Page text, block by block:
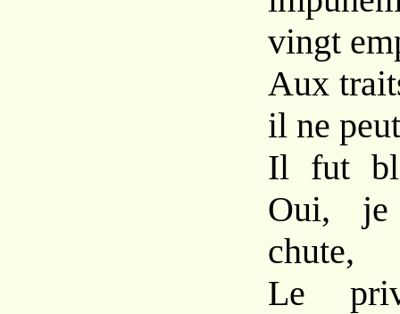
vingt
Aux
il ne
Il fut
Oui, je
chute,
Le